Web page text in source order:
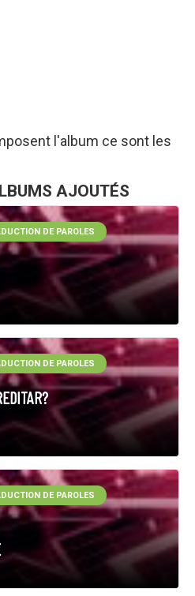
l'album ce sont les
AJOUTÉS
DE PAROLES
DE PAROLES
DE PAROLES